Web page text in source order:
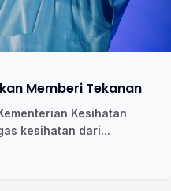
Memberi Tekanan
Kesihatan
kesihatan dari...